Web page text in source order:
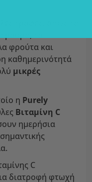
φρούτα και
καθημερινότητά
μικρές
η Purely
Βιταμίνη C
ημερήσια
C
διατροφή φτωχή